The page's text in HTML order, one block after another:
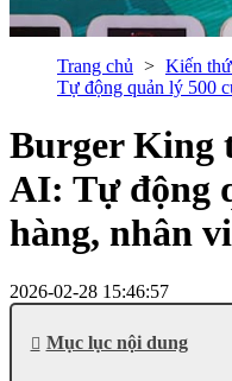
Trang chủ Kiến
Tự động quản lý 500
Burger King
AI: Tự động
hàng, nhân
2026-02-28 15:46:57
Mục lục nội dung